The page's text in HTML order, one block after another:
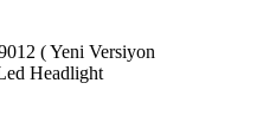
( Yeni Versiyon
Headlight